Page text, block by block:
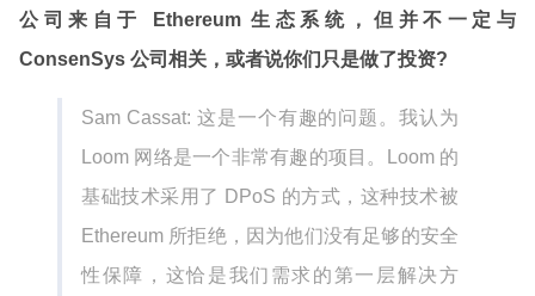
公司来自于 Ethereum 生态系统，但并不一定与
ConsenSys 公司相关，或者说你们只是做了投资?
Sam Cassat: 这是一个有趣的问题。我认为
Loom 网络是一个非常有趣的项目。Loom 的
基础技术采用了 DPoS 的方式，这种技术被
Ethereum 所拒绝，因为他们没有足够的安全
性保障，这恰是我们需求的第一层解决方